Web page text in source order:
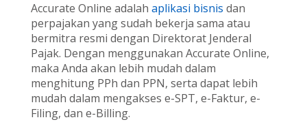
Accurate Online adalah aplikasi bisnis dan
perpajakan yang sudah bekerja sama atau
bermitra resmi dengan Direktorat Jenderal
Pajak. Dengan menggunakan Accurate Online,
maka Anda akan lebih mudah dalam
menghitung PPh dan PPN, serta dapat lebih
mudah dalam mengakses e-SPT, e-Faktur, e-
Filing, dan e-Billing.